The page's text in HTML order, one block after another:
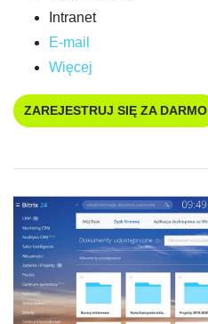
Intranet
E-mail
Więcej
ZAREJESTRUJ SIĘ ZA DARMO